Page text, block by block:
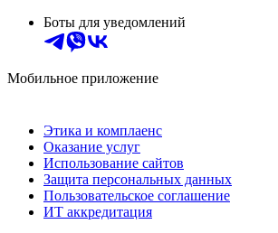
Боты для уведомлений
Мобильное приложение
Этика и комплаенс
Оказание услуг
Использование сайтов
Защита персональных данных
Пользовательское соглашение
ИТ аккредитация